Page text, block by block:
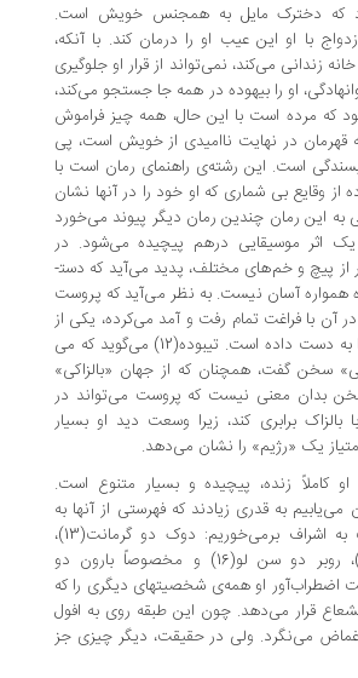
مایل به همجنس خویش است.
او این عیب او را درمان کند. با آنکه،
می­‌کند، نمی‌­تواند از قرار او جلوگیری
او را بیهوده در همه جا جستجو می­‌کند،
است با این حال، همه چیز فراموش
در نهایت ناامیدی از خویش است، پی
این رشته‌­ی راهنمای رمان است با
بی شماری که او خود را در آنها نشان
رمان چندین رمان دیگر پیوند می­‌خورد
موسیقایی درهم پیچیده می­‌شود. در
نتیجه جهانی فشرده، پر از پیچ و خم‌های مختلف، پدید می‌­آید که دست­
آسان نیست. به نظر می‌­آید که پروست
فراغت تمام رفت و آمد می­‌کرده، یکی از
حقیقی­‌ترین تصویرها را به دست داده است. تیبوده(12) می­‌گوید که می­‌
گفت، همچنان که از جهان «بالزاکی»
معنی نیست که پروست می‌­تواند در
برابری کند، زیرا وسعت دید او بسیار
«رژیم» را نشان می‌­دهد.
زنده، پیچیده و بسیار متنوع است.
قدری زیادند که فهرستی از آنها به
دست داده­‌اند. نخست به اشراف برمی­‌خوریم: دوک دو گرمانت(13)،
کامبرومر(14)، نورپو(15)، روبر دو سن لو(16) و مخصوصاً بارون دو
او همه­‌ی شخصیتهای دیگری را که
می­‌دهد. چون این طبقه روی به افول
ولی در حقیقت، دیگر چیزی جز